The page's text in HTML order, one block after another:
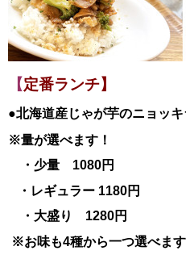
【定番ランチ】
●北海道産じゃが芋のニョッ
※量が選べます！
・少量 1080円
・レギュラー 1180円
・大盛り 1280円
※お味も4種から一つ選べます